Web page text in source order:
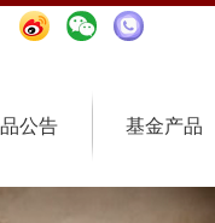
公告 基金产品